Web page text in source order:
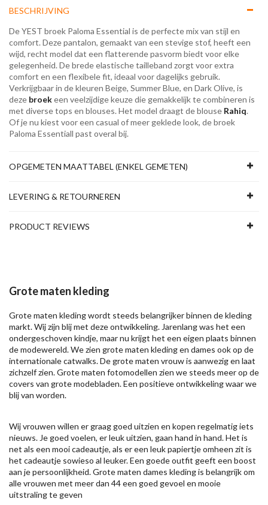
BESCHRIJVING
De YEST broek Paloma Essential is de perfecte mix van stijl en
comfort. Deze pantalon, gemaakt van een stevige stof, heeft een
wijd, recht model dat een flatterende pasvorm biedt voor elke
gelegenheid. De brede elastische tailleband zorgt voor extra
comfort en een flexibele fit, ideaal voor dagelijks gebruik.
Verkrijgbaar in de kleuren Beige, Summer Blue, en Dark Olive, is
deze broekeen veelzijdige keuze die gemakkelijk te combineren is
met diverse tops en blouses. Het model draagt de blouse Rahiq.
Of je nu kiest voor een casual of meer geklede look, de broek
Paloma Essentiall past overal bij.
OPGEMETEN MAATTABEL (ENKEL GEMETEN)
LEVERING & RETOURNEREN
PRODUCT REVIEWS
Grote maten kleding
Grote maten kleding wordt steeds belangrijker binnen de kleding
markt. Wij zijn blij met deze ontwikkeling. Jarenlang was het een
ondergeschoven kindje, maar nu krijgt het een eigen plaats binnen
de modewereld. We zien grote maten kleding en dames ook op de
internationale catwalks. De grote maten vrouw is aanwezig en laat
zichzelf zien. Grote maten fotomodellen zien we steeds meer op de
covers van grote modebladen. Een positieve ontwikkeling waar we
blij van worden.
Wij vrouwen willen er graag goed uitzien en kopen regelmatig iets
nieuws. Je goed voelen, er leuk uitzien, gaan hand in hand. Het is
net als een mooi cadeautje, als er een leuk papiertje omheen zit is
het cadeautje sowieso al leuker. Een goede outfit geeft een boost
aan je persoonlijkheid. Grote maten dames kleding is belangrijk om
alle vrouwen met meer dan 44 een goed gevoel en mooie
uitstraling te geven